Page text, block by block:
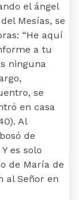
el ángel
Mesías, se
“He aquí
a tu
ninguna
se
en casa
Al
de
es solo
de María de
al Señor en